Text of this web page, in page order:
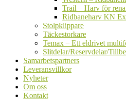
Trail – Harv för
Ridbaneharv KN
Stolpklippare
Täckestorkare
Temax – Ett eldrivet
Slitdelar/Reservdelar/
Samarbetspartners
Leveransvillkor
Nyheter
Om oss
Kontakt